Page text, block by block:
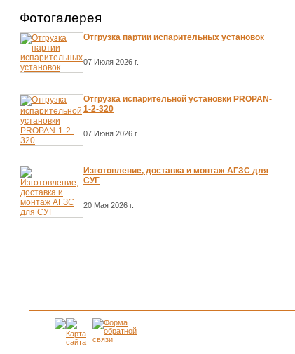
Фотогалерея
Отгрузка партии испарительных установок
07 Июля 2026 г.
Отгрузка испарительной установки PROPAN-
1-2-320
07 Июня 2026 г.
Изготовление, доставка и монтаж АГЗС для
СУГ
20 Мая 2026 г.